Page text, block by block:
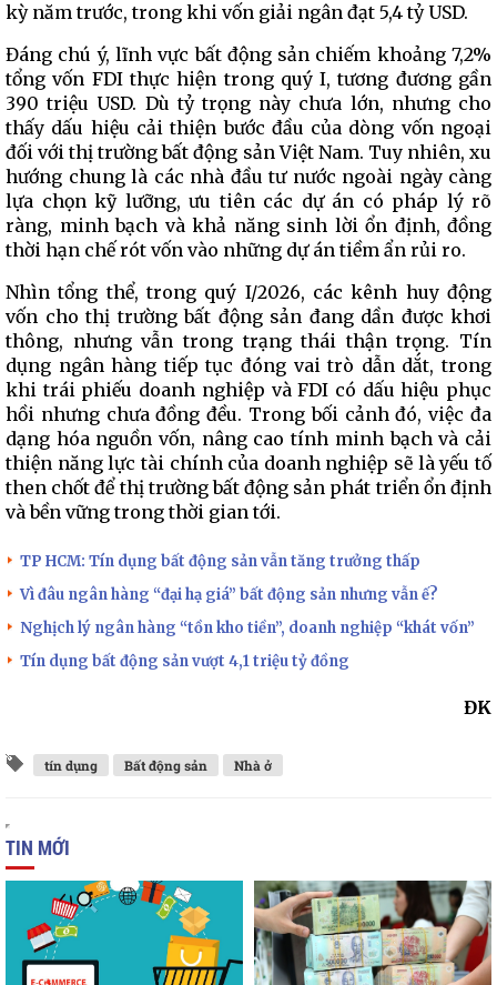
kỳ năm trước, trong khi vốn giải ngân đạt 5,4 tỷ USD.
Đáng chú ý, lĩnh vực bất động sản chiếm khoảng 7,2%
tổng vốn FDI thực hiện trong quý I, tương đương gần
390 triệu USD. Dù tỷ trọng này chưa lớn, nhưng cho
thấy dấu hiệu cải thiện bước đầu của dòng vốn ngoại
đối với thị trường bất động sản Việt Nam. Tuy nhiên, xu
hướng chung là các nhà đầu tư nước ngoài ngày càng
lựa chọn kỹ lưỡng, ưu tiên các dự án có pháp lý rõ
ràng, minh bạch và khả năng sinh lời ổn định, đồng
thời hạn chế rót vốn vào những dự án tiềm ẩn rủi ro.
Nhìn tổng thể, trong quý I/2026, các kênh huy động
vốn cho thị trường bất động sản đang dần được khơi
thông, nhưng vẫn trong trạng thái thận trọng. Tín
dụng ngân hàng tiếp tục đóng vai trò dẫn dắt, trong
khi trái phiếu doanh nghiệp và FDI có dấu hiệu phục
hồi nhưng chưa đồng đều. Trong bối cảnh đó, việc đa
dạng hóa nguồn vốn, nâng cao tính minh bạch và cải
thiện năng lực tài chính của doanh nghiệp sẽ là yếu tố
then chốt để thị trường bất động sản phát triển ổn định
và bền vững trong thời gian tới.
TP HCM: Tín dụng bất động sản vẫn tăng trưởng thấp
Vì đâu ngân hàng “đại hạ giá” bất động sản nhưng vẫn ế?
Nghịch lý ngân hàng “tồn kho tiền”, doanh nghiệp “khát vốn”
Tín dụng bất động sản vượt 4,1 triệu tỷ đồng
ĐK
tín dụng Bất động sản Nhà ở
TIN MỚI